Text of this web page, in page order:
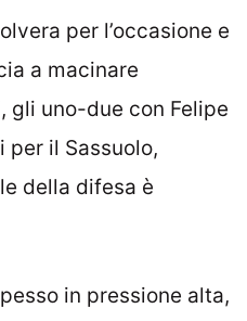
per l’occasione e
a macinare
gli uno-due con Felipe
per il Sassuolo,
della difesa è
in pressione alta,